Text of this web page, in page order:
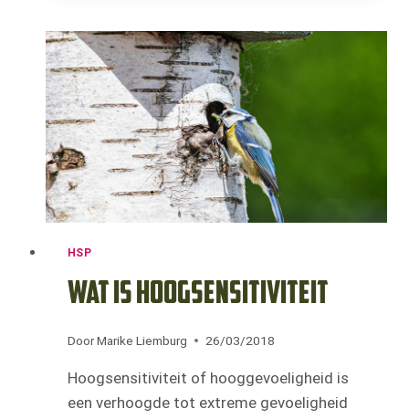
HSP
Wat is hoogsensitiviteit
Door Marike Liemburg 26/03/2018
Hoogsensitiviteit of hooggevoeligheid is
een verhoogde tot extreme gevoeligheid